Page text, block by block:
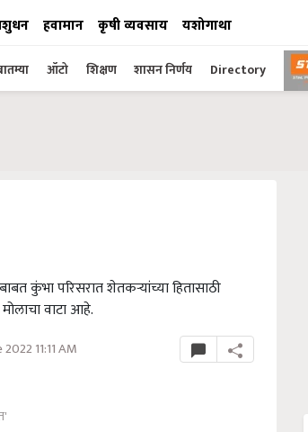
हवामान कृषी व्यवसाय यशोगाथा
ऑटो शिक्षण शासन निर्णय Directory
कुंभा परिसरात शेतकऱ्यांच्या हितासाठी
वाटा आहे.
11:11 AM